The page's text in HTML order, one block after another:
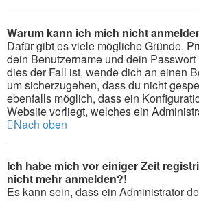
Warum kann ich mich nicht
Dafür gibt es viele mögliche Gründe.
dein Benutzername und dein
dies der Fall ist, wende dich an einen
um sicherzugehen, dass du nicht
ebenfalls möglich, dass ein
Website vorliegt, welches ein
Nach oben
Ich habe mich vor einiger Zeit
nicht mehr anmelden?!
Es kann sein, dass ein Administrator